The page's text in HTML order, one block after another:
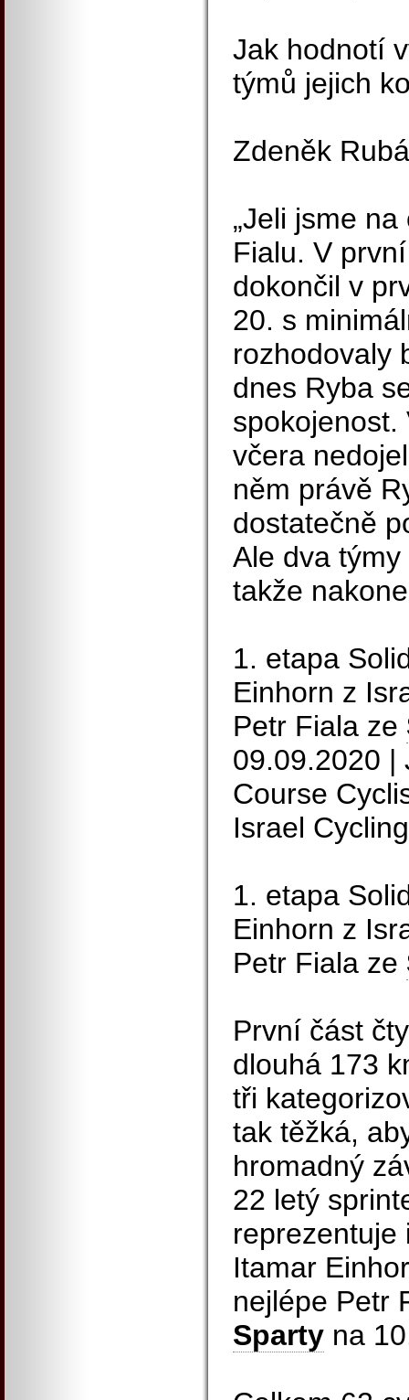
Jak hodnotí
týmů jejich
Zdeněk
„Jeli jsme
Fialu. V
dokončil v
20. s
rozhodovaly
dnes Ryba
spokojenost.
včera
něm právě
dostatečně
Ale dva
takže
1. etapa
Einhorn z
Petr Fiala ze
09.09.2020 |
Course
Israel
1. etapa
Einhorn z
Petr Fiala ze
První část
dlouhá 173
tři
tak těžká,
hromadný
22 letý
reprezentuje
Itamar
nejlépe Petr
Sparty na